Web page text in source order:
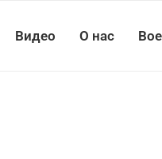
Видео О нас